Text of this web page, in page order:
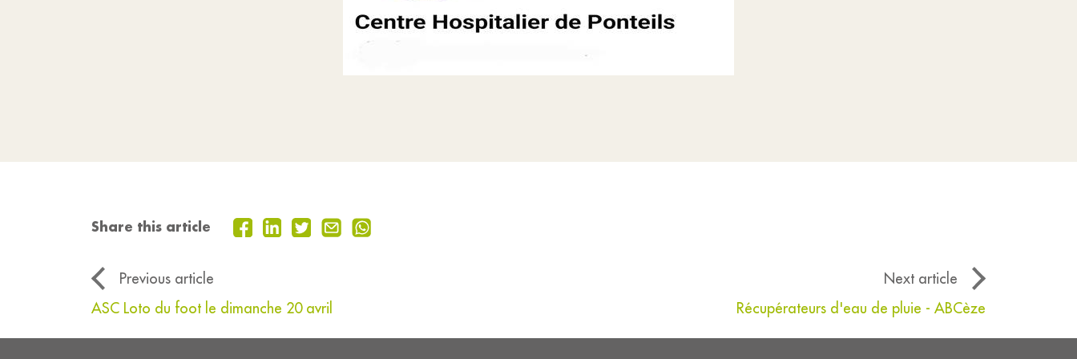
Share this article
Previous article
Next article
ASC Loto du foot le dimanche 20 avril
Récupérateurs d'eau de pluie - ABCèze